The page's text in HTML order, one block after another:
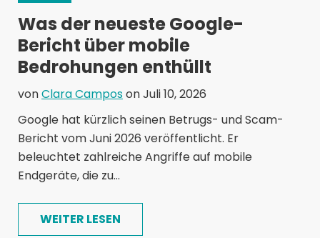
Was der neueste Google-
Bericht über mobile
Bedrohungen enthüllt
vonClara Camposon Juli 10, 2026
Google hat kürzlich seinen Betrugs- und Scam-
Bericht vom Juni 2026 veröffentlicht. Er
beleuchtet zahlreiche Angriffe auf mobile
Endgeräte, die zu...
WEITER LESEN